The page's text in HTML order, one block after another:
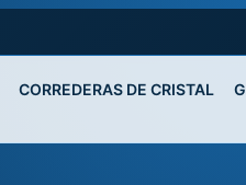
CORREDERAS DE CRISTAL